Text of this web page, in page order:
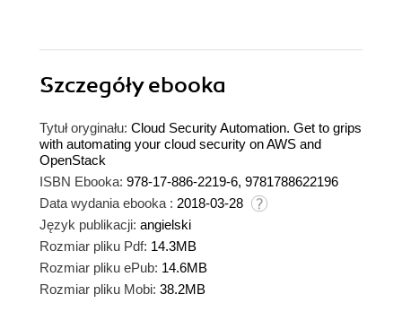
Szczegółyebooka
Tytuł oryginału: Cloud Security Automation. Get to grips
with automating your cloud security on AWS and
OpenStack
ISBN Ebooka: 978-17-886-2219-6, 9781788622196
Data wydania ebooka : 2018-03-28
Język publikacji: angielski
Rozmiar pliku Pdf: 14.3MB
Rozmiar pliku ePub: 14.6MB
Rozmiar pliku Mobi: 38.2MB